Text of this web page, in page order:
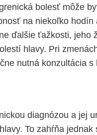
bolesť môže
na niekoľko
ďalšie ťažkosti, jeho
hlavy. Pri
nutná konzultácia s
diagnózou a jej
To zahŕňa